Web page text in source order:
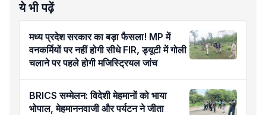
ये भी पढ़ें
मध्य प्रदेश सरकार का बड़ा फैसला! MP में
वनकर्मियों पर नहीं होगी सीधे FIR, ड्यूटी में गोली
चलाने पर पहले होगी मजिस्ट्रियल जांच
BRICS सम्मेलन: विदेशी मेहमानों को भाया
भोपाल, मेहमाननवाजी और पर्यटन ने जीता